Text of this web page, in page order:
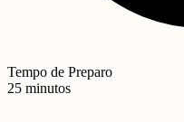
Tempo de Preparo
25 minutos